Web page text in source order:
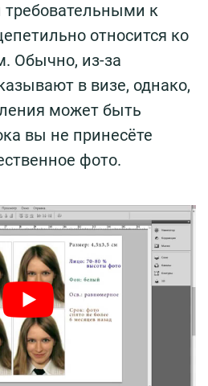
к
относится ко
Обычно, из-за
в визе, однако,
может быть
вы не принесёте
фото.